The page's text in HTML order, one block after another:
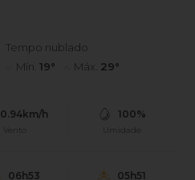
Tempo nublado
Mín. 19° Máx. 29°
0.94km/h
Vento
100%
Umidade
06h53 05h51